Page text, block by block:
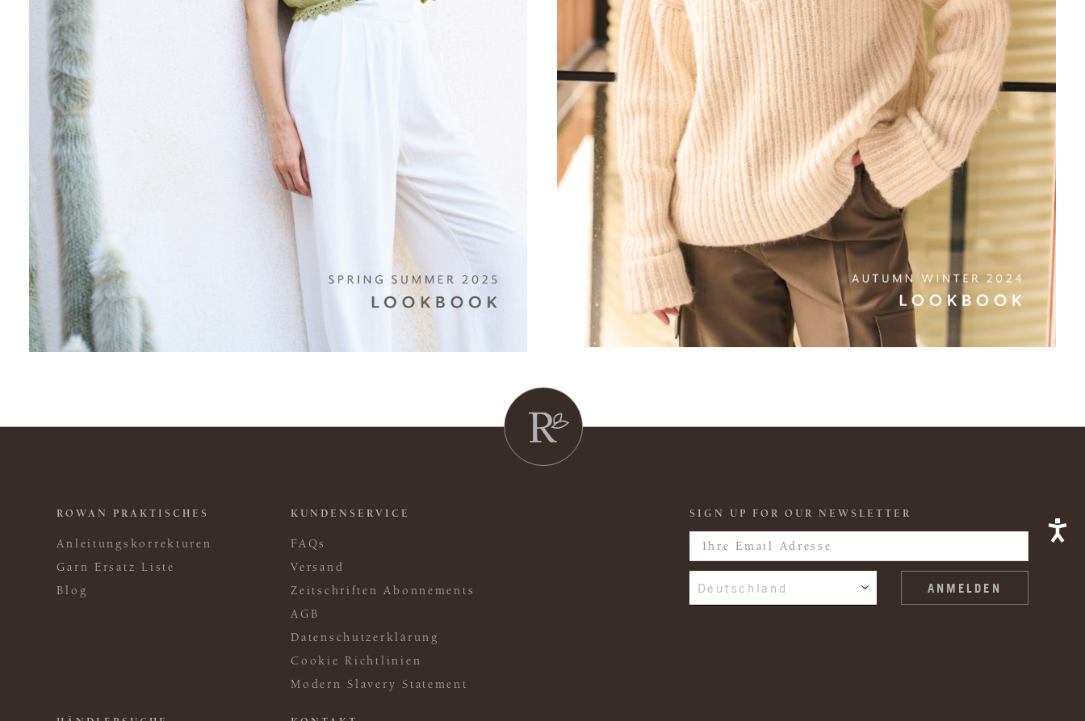
ROWAN PRAKTISCHES
Anleitungskorrekturen
Garn Ersatz Liste
Blog
KUNDENSERVICE
FAQs
Versand
Zeitschriften Abonnements
AGB
Datenschutzerklärung
Cookie Richtlinien
Modern Slavery Statement
SIGN UP FOR OUR NEWSLETTER
Deutschland